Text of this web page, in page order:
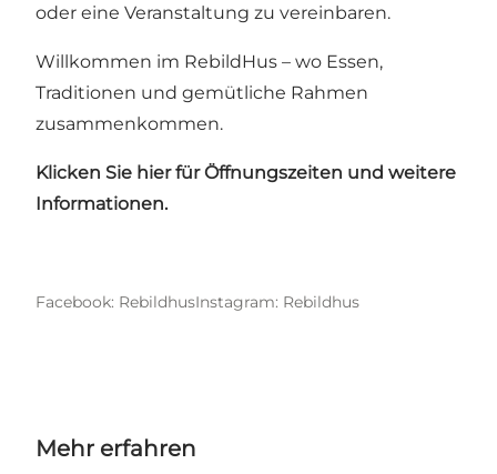
oder eine Veranstaltung zu vereinbaren.
Willkommen im RebildHus – wo Essen,
Traditionen und gemütliche Rahmen
zusammenkommen.
Klicken Sie hier für Öffnungszeiten und weitere
Informationen.
Facebook: RebildhusInstagram: Rebildhus
Mehr erfahren